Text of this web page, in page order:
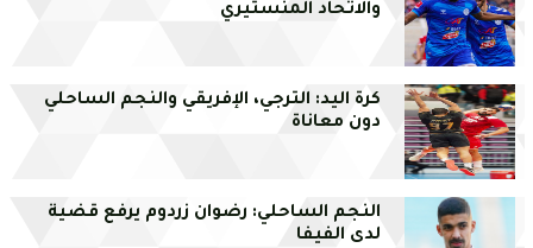
والاتحاد المنستيري
كرة اليد: الترجي، الإفريقي والنجم الساحلي
دون معاناة
النجم الساحلي: رضوان زردوم يرفع قضية
لدى الفيفا